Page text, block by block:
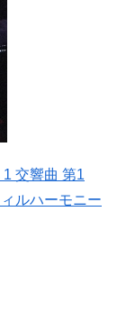
1 交響曲 第1
ルハーモニー